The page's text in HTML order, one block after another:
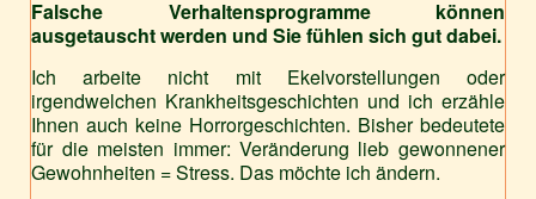
Falsche Verhaltensprogramme können
ausgetauscht werden und Sie fühlen sich gut dabei.
Ich arbeite nicht mit Ekelvorstellungen oder
irgendwelchen Krankheitsgeschichten und ich erzähle
Ihnen auch keine Horrorgeschichten. Bisher bedeutete
für die meisten immer: Veränderung lieb gewonnener
Gewohnheiten = Stress. Das möchte ich ändern.